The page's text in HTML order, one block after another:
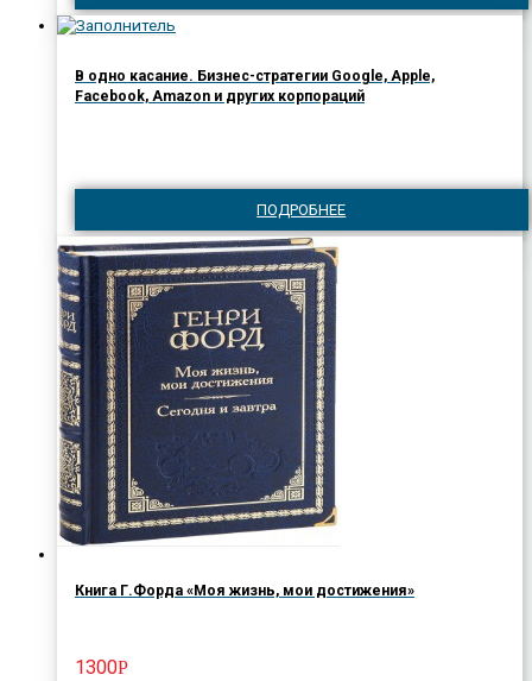
В одно касание. Бизнес-стратегии Google, Apple,
Facebook, Amazon и других корпораций
ПОДРОБНЕЕ
Книга Г.Форда «Моя жизнь, мои достижения»
1300Р